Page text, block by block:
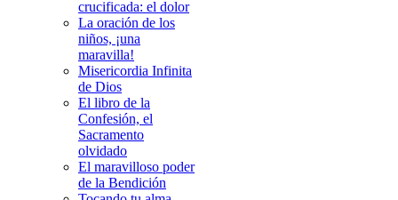
crucificada: el dolor
La oración de los
niños, ¡una
maravilla!
Misericordia Infinita
de Dios
El libro de la
Confesión, el
Sacramento
olvidado
El maravilloso poder
de la Bendición